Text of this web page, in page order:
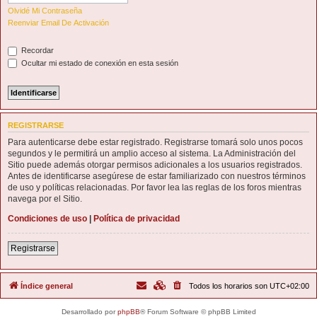
Olvidé Mi Contraseña
Reenviar Email De Activación
Recordar
Ocultar mi estado de conexión en esta sesión
REGISTRARSE
Para autenticarse debe estar registrado. Registrarse tomará solo unos pocos
segundos y le permitirá un amplio acceso al sistema. La Administración del
Sitio puede además otorgar permisos adicionales a los usuarios registrados.
Antes de identificarse asegúrese de estar familiarizado con nuestros términos
de uso y políticas relacionadas. Por favor lea las reglas de los foros mientras
navega por el Sitio.
Condiciones de uso | Política de privacidad
Registrarse
Índice general Todos los horarios son UTC+02:00
Desarrollado porphpBB® Forum Software © phpBB Limited